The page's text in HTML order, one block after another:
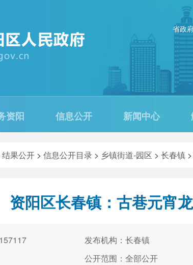
省政
资阳 信息公开 新闻中心
结果公开 > 信息公开目录 > 乡镇街道-园区 > 长春镇 >
资阳区长春镇：古巷元宵
发布机构：长春镇
公开范围：全部公开